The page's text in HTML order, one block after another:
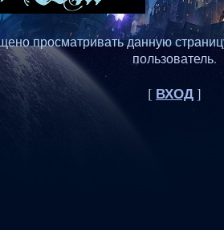
просматривать данную
пользователь.
[ ВХОД]